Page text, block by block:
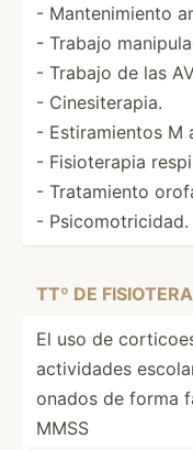
- Manten­imiento
- Trabajo
- Trabajo de las
- Cinesi­ter­apia.
- Estira­mientos M
- Fisiot­erapia
- Tratam­iento
- Psicom­otr­icidad.
TTº DE
El uso de
activi­dades
onados de forma
MMSS